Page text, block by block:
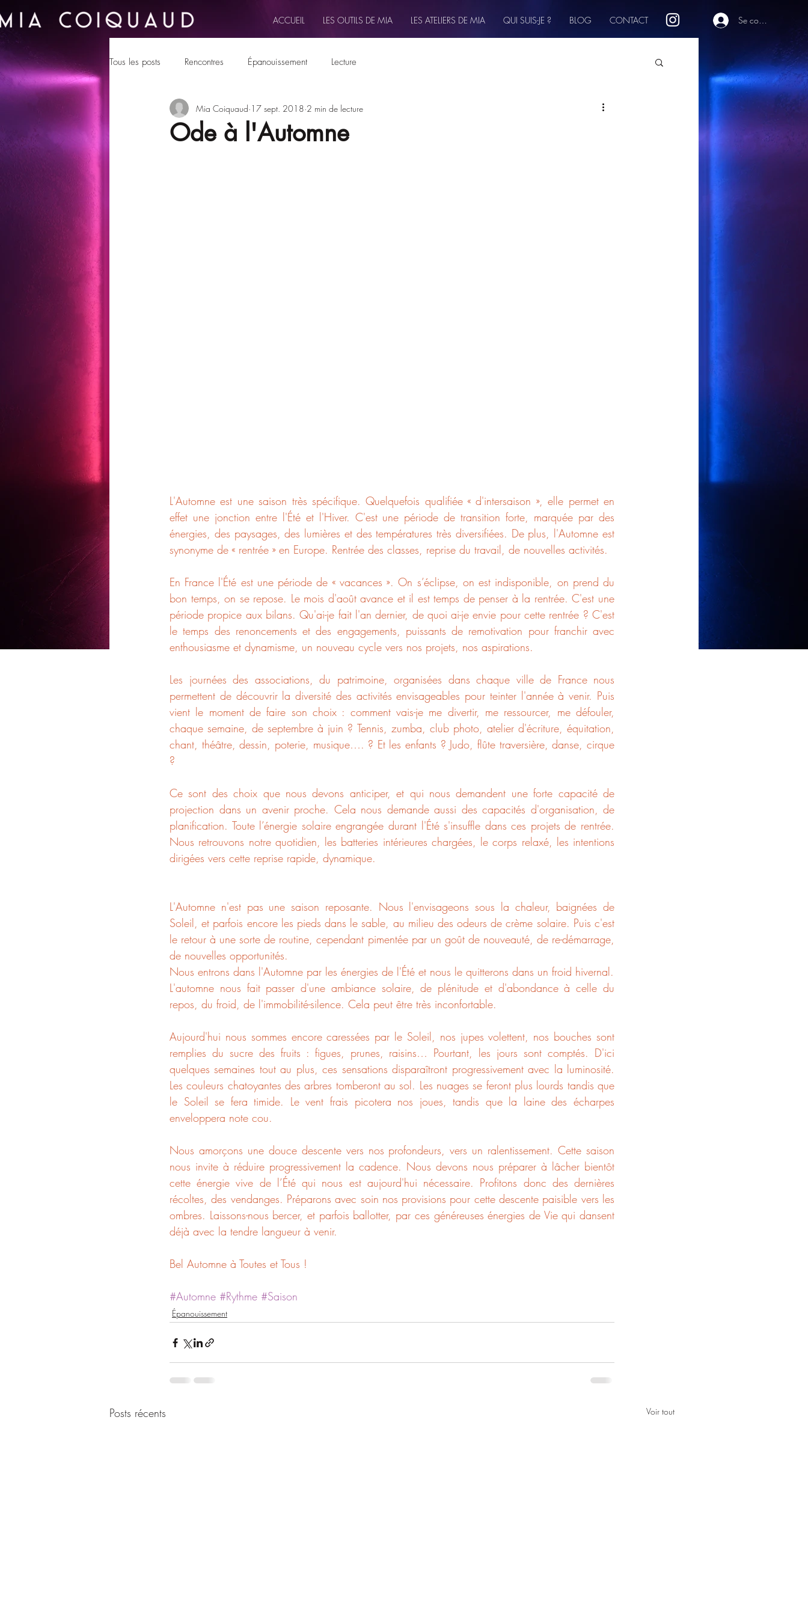
ACCUEIL LES OUTILS DE MIA LES ATELIERS DE MIA QUI SUIS-JE ? BLOG CONTACT Se connecter
Tous les posts Rencontres Épanouissement Lecture
Ode à l'Automne
Mia Coiquaud 17 sept. 2018 2 min de lecture
L'Automne est une saison très spécifique. Quelquefois qualifiée « d'intersaison », elle permet en
effet une jonction entre l'Été et l'Hiver. C'est une période de transition forte, marquée par des
énergies, des paysages, des lumières et des températures très diversifiées. De plus, l'Automne est
synonyme de « rentrée » en Europe. Rentrée des classes, reprise du travail, de nouvelles activités.
En France l'Été est une période de « vacances ». On s’éclipse, on est indisponible, on prend du
bon temps, on se repose. Le mois d'août avance et il est temps de penser à la rentrée. C'est une
période propice aux bilans. Qu'ai-je fait l'an dernier, de quoi ai-je envie pour cette rentrée ? C'est
le temps des renoncements et des engagements, puissants de remotivation pour franchir avec
enthousiasme et dynamisme, un nouveau cycle vers nos projets, nos aspirations.
Les journées des associations, du patrimoine, organisées dans chaque ville de France nous
permettent de découvrir la diversité des activités envisageables pour teinter l'année à venir. Puis
vient le moment de faire son choix : comment vais-je me divertir, me ressourcer, me défouler,
chaque semaine, de septembre à juin ? Tennis, zumba, club photo, atelier d'écriture, équitation,
chant, théâtre, dessin, poterie, musique…. ? Et les enfants ? Judo, flûte traversière, danse, cirque
?
Ce sont des choix que nous devons anticiper, et qui nous demandent une forte capacité de
projection dans un avenir proche. Cela nous demande aussi des capacités d'organisation, de
planification. Toute l’énergie solaire engrangée durant l'Été s'insuffle dans ces projets de rentrée.
Nous retrouvons notre quotidien, les batteries intérieures chargées, le corps relaxé, les intentions
dirigées vers cette reprise rapide, dynamique.
L'Automne n'est pas une saison reposante. Nous l'envisageons sous la chaleur, baignées de
Soleil, et parfois encore les pieds dans le sable, au milieu des odeurs de crème solaire. Puis c'est
le retour à une sorte de routine, cependant pimentée par un goût de nouveauté, de re-démarrage,
de nouvelles opportunités.
Nous entrons dans l'Automne par les énergies de l'Été et nous le quitterons dans un froid hivernal.
L'automne nous fait passer d'une ambiance solaire, de plénitude et d'abondance à celle du
repos, du froid, de l'immobilité-silence. Cela peut être très inconfortable.
Aujourd'hui nous sommes encore caressées par le Soleil, nos jupes volettent, nos bouches sont
remplies du sucre des fruits : figues, prunes, raisins… Pourtant, les jours sont comptés. D'ici
quelques semaines tout au plus, ces sensations disparaîtront progressivement avec la luminosité.
Les couleurs chatoyantes des arbres tomberont au sol. Les nuages se feront plus lourds tandis que
le Soleil se fera timide. Le vent frais picotera nos joues, tandis que la laine des écharpes
enveloppera note cou.
Nous amorçons une douce descente vers nos profondeurs, vers un ralentissement. Cette saison
nous invite à réduire progressivement la cadence. Nous devons nous préparer à lâcher bientôt
cette énergie vive de l’Été qui nous est aujourd'hui nécessaire. Profitons donc des dernières
récoltes, des vendanges. Préparons avec soin nos provisions pour cette descente paisible vers les
ombres. Laissons-nous bercer, et parfois ballotter, par ces généreuses énergies de Vie qui dansent
déjà avec la tendre langueur à venir.
Bel Automne à Toutes et Tous !
#Automne #Rythme #Saison
Épanouissement
Posts récents Voir tout